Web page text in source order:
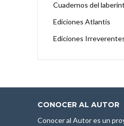
Cuadernos del
Ediciones Atlantis
Ediciones
CONOCER AL AUTOR
Conocer al Autor es un